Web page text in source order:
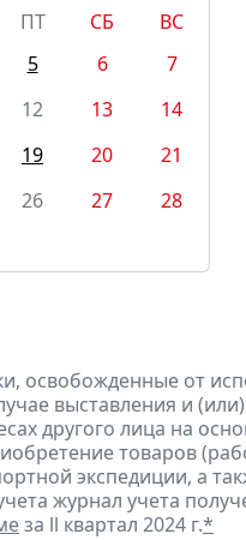
ПТ СБ
ВС
5 6
7
12 13
14
19 20
21
26 27
28
освобожденные от
выставления и
другого лица на
товаров
экспедиции, а
журнал учета
за ll квартал 2024 г.*